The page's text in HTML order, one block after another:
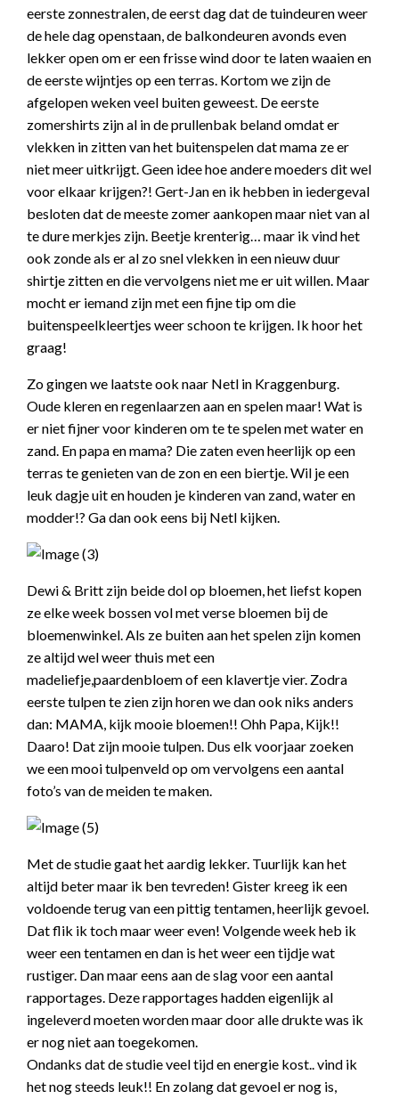
eerste zonnestralen, de eerst dag dat de tuindeuren weer
de hele dag openstaan, de balkondeuren avonds even
lekker open om er een frisse wind door te laten waaien en
de eerste wijntjes op een terras. Kortom we zijn de
afgelopen weken veel buiten geweest. De eerste
zomershirts zijn al in de prullenbak beland omdat er
vlekken in zitten van het buitenspelen dat mama ze er
niet meer uitkrijgt. Geen idee hoe andere moeders dit wel
voor elkaar krijgen?! Gert-Jan en ik hebben in iedergeval
besloten dat de meeste zomer aankopen maar niet van al
te dure merkjes zijn. Beetje krenterig… maar ik vind het
ook zonde als er al zo snel vlekken in een nieuw duur
shirtje zitten en die vervolgens niet me er uit willen. Maar
mocht er iemand zijn met een fijne tip om die
buitenspeelkleertjes weer schoon te krijgen. Ik hoor het
graag!
Zo gingen we laatste ook naar Netl in Kraggenburg.
Oude kleren en regenlaarzen aan en spelen maar! Wat is
er niet fijner voor kinderen om te te spelen met water en
zand. En papa en mama? Die zaten even heerlijk op een
terras te genieten van de zon en een biertje. Wil je een
leuk dagje uit en houden je kinderen van zand, water en
modder!? Ga dan ook eens bij Netl kijken.
Dewi & Britt zijn beide dol op bloemen, het liefst kopen
ze elke week bossen vol met verse bloemen bij de
bloemenwinkel. Als ze buiten aan het spelen zijn komen
ze altijd wel weer thuis met een
madeliefje,paardenbloem of een klavertje vier. Zodra
eerste tulpen te zien zijn horen we dan ook niks anders
dan: MAMA, kijk mooie bloemen!! Ohh Papa, Kijk!!
Daaro! Dat zijn mooie tulpen. Dus elk voorjaar zoeken
we een mooi tulpenveld op om vervolgens een aantal
foto’s van de meiden te maken.
Met de studie gaat het aardig lekker. Tuurlijk kan het
altijd beter maar ik ben tevreden! Gister kreeg ik een
voldoende terug van een pittig tentamen, heerlijk gevoel.
Dat flik ik toch maar weer even! Volgende week heb ik
weer een tentamen en dan is het weer een tijdje wat
rustiger. Dan maar eens aan de slag voor een aantal
rapportages. Deze rapportages hadden eigenlijk al
ingeleverd moeten worden maar door alle drukte was ik
er nog niet aan toegekomen.
Ondanks dat de studie veel tijd en energie kost.. vind ik
het nog steeds leuk!! En zolang dat gevoel er nog is,